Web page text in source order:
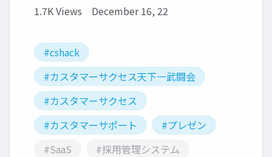
1.7K Views December 16, 22
#cshack
#カスタマーサクセス天下一武闘会
#カスタマーサクセス
#カスタマーサポート
#プレゼン
#SaaS
#採用管理システム